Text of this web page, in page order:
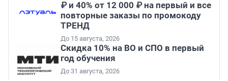
₽ и 40% от 12 000 ₽ на первый и все
повторные заказы по промокоду
ТРЕНД
До 15 августа, 2026
Скидка 10% на ВО и СПО в первый
год обучения
До 31 августа, 2026